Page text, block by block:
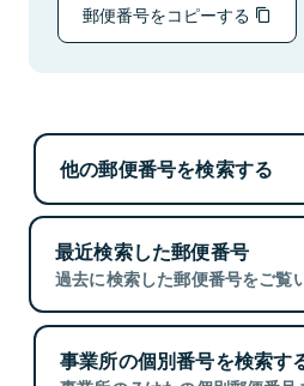
郵便番号をコピーする
他の郵便番号を検索する
最近検索した郵便番号
過去に検索した郵便番号をご覧
事業所の個別番号を検索す